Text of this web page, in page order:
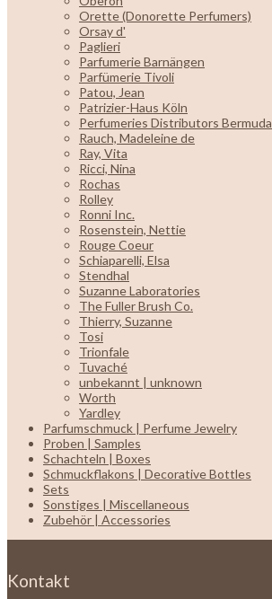
Orette (Donorette Perfumers)
Orsay d'
Paglieri
Parfumerie Barnängen
Parfümerie Tivoli
Patou, Jean
Patrizier-Haus Köln
Perfumeries Distributors Bermuda
Rauch, Madeleine de
Ray, Vita
Ricci, Nina
Rochas
Rolley
Ronni Inc.
Rosenstein, Nettie
Rouge Coeur
Schiaparelli, Elsa
Stendhal
Suzanne Laboratories
The Fuller Brush Co.
Thierry, Suzanne
Tosi
Trionfale
Tuvaché
unbekannt | unknown
Worth
Yardley
Parfumschmuck | Perfume Jewelry
Proben | Samples
Schachteln | Boxes
Schmuckflakons | Decorative Bottles
Sets
Sonstiges | Miscellaneous
Zubehör | Accessories
Kontakt